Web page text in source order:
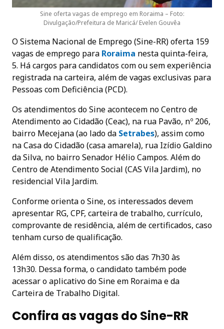
Sine oferta vagas de emprego em Roraima – Foto:
Divulgação/Prefeitura de Maricá/ Evelen Gouvêa
O Sistema Nacional de Emprego (Sine-RR) oferta 159
vagas de emprego para Roraima nesta quinta-feira,
5. Há cargos para candidatos com ou sem experiência
registrada na carteira, além de vagas exclusivas para
Pessoas com Deficiência (PCD).
Os atendimentos do Sine acontecem no Centro de
Atendimento ao Cidadão (Ceac), na rua Pavão, nº 206,
bairro Mecejana (ao lado da Setrabes), assim como
na Casa do Cidadão (casa amarela), rua Izídio Galdino
da Silva, no bairro Senador Hélio Campos. Além do
Centro de Atendimento Social (CAS Vila Jardim), no
residencial Vila Jardim.
Conforme orienta o Sine, os interessados devem
apresentar RG, CPF, carteira de trabalho, currículo,
comprovante de residência, além de certificados, caso
tenham curso de qualificação.
Além disso, os atendimentos são das 7h30 às
13h30. Dessa forma, o candidato também pode
acessar o aplicativo do Sine em Roraima e da
Carteira de Trabalho Digital.
Confira as vagas do Sine-RR